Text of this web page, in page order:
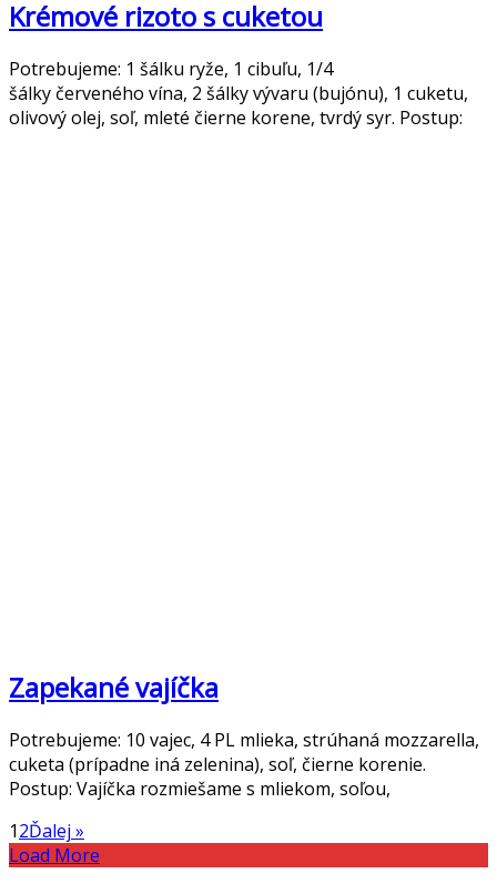
Krémové rizoto s cuketou
Potrebujeme: 1 šálku ryže, 1 cibuľu, 1/4
šálky červeného vína, 2 šálky vývaru (bujónu), 1 cuketu,
olivový olej, soľ, mleté čierne korene, tvrdý syr. Postup:
Zapekané vajíčka
Potrebujeme: 10 vajec, 4 PL mlieka, strúhaná mozzarella,
cuketa (prípadne iná zelenina), soľ, čierne korenie.
Postup: Vajíčka rozmiešame s mliekom, soľou,
12Ďalej »
Load More